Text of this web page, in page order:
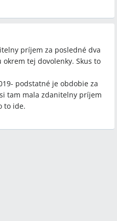
príjem za posledné dva
tej dovolenky. Skus to
podstatné je obdobie za
tam mala zdanitelny príjem
to ide.